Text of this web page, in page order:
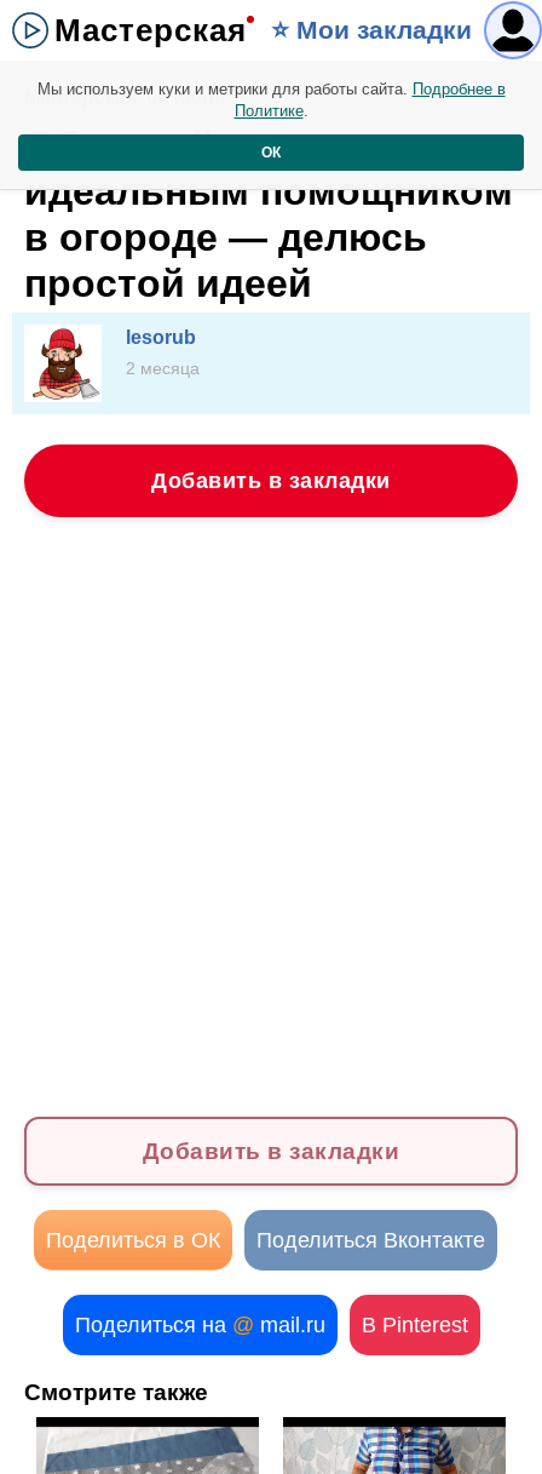
Мастерская ⭐️ Мои закладки
Мастерская. 06 июня
Обычный мешок стал
идеальным помощником
в огороде — делюсь
простой идеей
lesorub
2 месяца
Добавить в закладки
Добавить в закладки
Поделиться в ОК Поделиться Вконтакте
Поделиться на @ mail.ru В Pinterest
Смотрите также
Мы используем куки и метрики для работы сайта. Подробнее в
Политике.
ОК